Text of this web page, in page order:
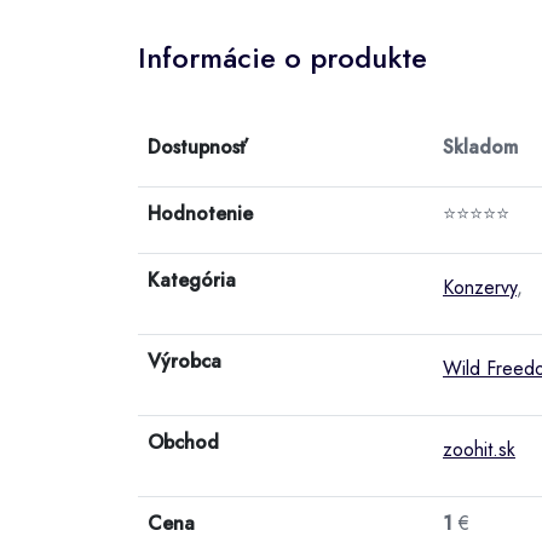
Informácie o produkte
Dostupnosť Skladom
Hodnotenie ⭐⭐⭐⭐⭐
Kategória Konzervy,
Výrobca Wild
Obchod zoohit.sk
Cena 1 €